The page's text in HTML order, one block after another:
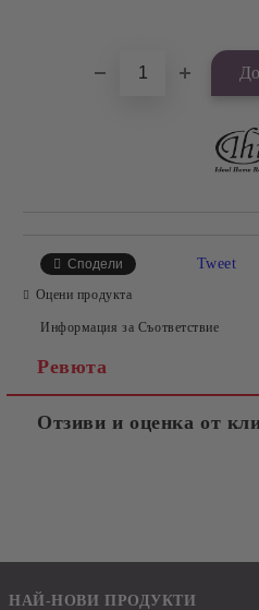
Сподели Tweet
Оцени продукта
Информация за Съответствие
Ревюта
Отзиви и оценка от
НАЙ-НОВИ ПРОДУКТИ